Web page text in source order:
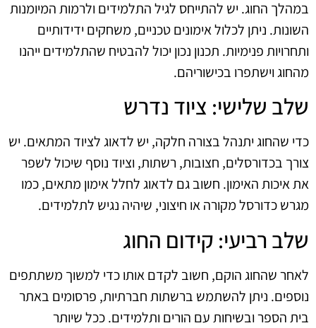
במהלך החוג. יש להתייחס לגיל התלמידים ולרמות המיומנות
השונות. ניתן לכלול אימונים טכניים, משחקים ידידותיים
ותחרויות פנימיות. תכנון נכון יכול להבטיח שהתלמידים ייהנו
מהחוג וישתפרו בכישוריהם.
שלב שלישי: ציוד נדרש
כדי שהחוג יתנהל בצורה חלקה, יש לדאוג לציוד המתאים. יש
צורך בכדורסלים, חצובות, רשתות, וציוד נוסף שיכול לשפר
את איכות האימון. חשוב גם לדאוג לחלל אימון מתאים, כמו
מגרש כדורסל מקורה או חיצוני, שיהיה נגיש לתלמידים.
שלב רביעי: קידום החוג
לאחר שהחוג הוקם, חשוב לקדם אותו כדי למשוך משתתפים
נוספים. ניתן להשתמש ברשתות חברתיות, פרסומים באתר
בית הספר ובשיחות עם הורים ותלמידים. ככל שיותר